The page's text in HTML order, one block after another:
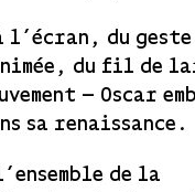
à l’écran, du
du fil de
— Oscar
sa renaissance.
de la